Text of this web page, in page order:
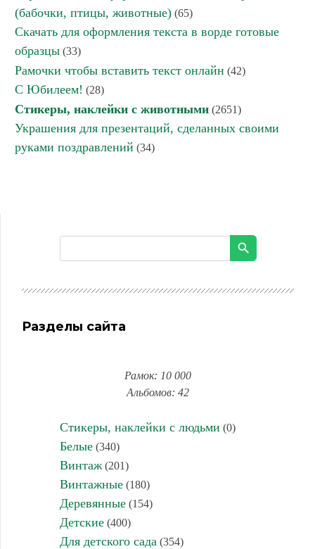
(бабочки, птицы, животные) (65)
Скачать для оформления текста в ворде готовые
образцы (33)
Рамочки чтобы вставить текст онлайн (42)
С Юбилеем! (28)
Стикеры, наклейки с животными (2651)
Украшения для презентаций, сделанных своими
руками поздравлений (34)
Разделы сайта
Рамок: 10 000
Альбомов: 42
Стикеры, наклейки с людьми (0)
Белые(340)
Винтаж(201)
Винтажные(180)
Деревянные(154)
Детские(400)
Для детского сада (354)